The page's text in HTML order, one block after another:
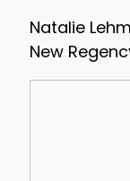
Natalie
New